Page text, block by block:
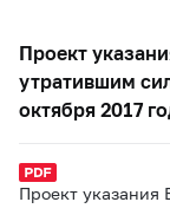
Проект
утратившим
октября 2017
Проект указания